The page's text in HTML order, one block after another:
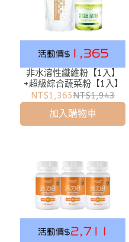
非水溶性纖維粉【1入】
+超級綜合蔬菜粉【1入】
NT$1,365NT$1,943
加入購物車